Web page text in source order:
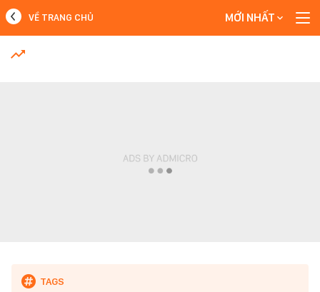
MỚI NHẤT
VỀ TRANG CHỦ MỚI NHẤT